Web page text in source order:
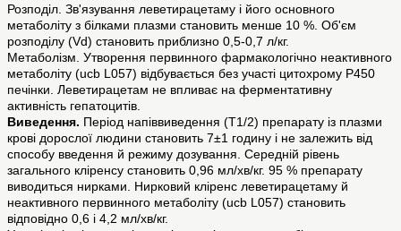
Розподіл. Зв'язування леветирацетаму і його основного
метаболіту з білками плазми становить менше 10 %. Об'єм
розподілу (Vd) становить приблизно 0,5-0,7 л/кг.
Метаболізм. Утворення первинного фармакологічно неактивного
метаболіту (ucb L057) відбувається без участі цитохрому Р450
печінки. Леветирацетам не впливає на ферментативну
активність гепатоцитів.
Виведення. Період напіввиведення (T1/2) препарату із плазми
крові дорослої людини становить 7±1 годину і не залежить від
способу введення й режиму дозування. Середній рівень
загального кліренсу становить 0,96 мл/хв/кг. 95 % препарату
виводиться нирками. Нирковий кліренс леветирацетаму й
неактивного первинного метаболіту (ucb L057) становить
відповідно 0,6 і 4,2 мл/хв/кг.